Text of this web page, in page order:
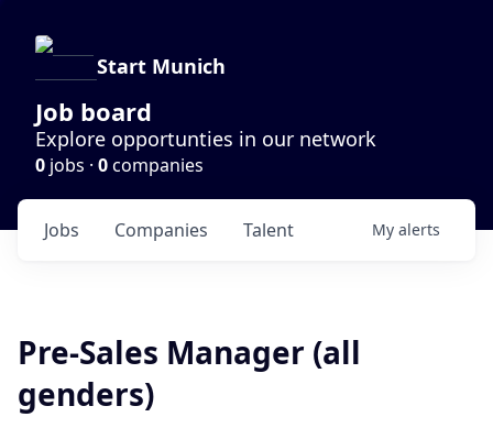
Start Munich
Job board
Explore opportunties in our network
0 jobs · 0companies
Jobs Companies Talent My alerts
Pre-Sales Manager (all
genders)